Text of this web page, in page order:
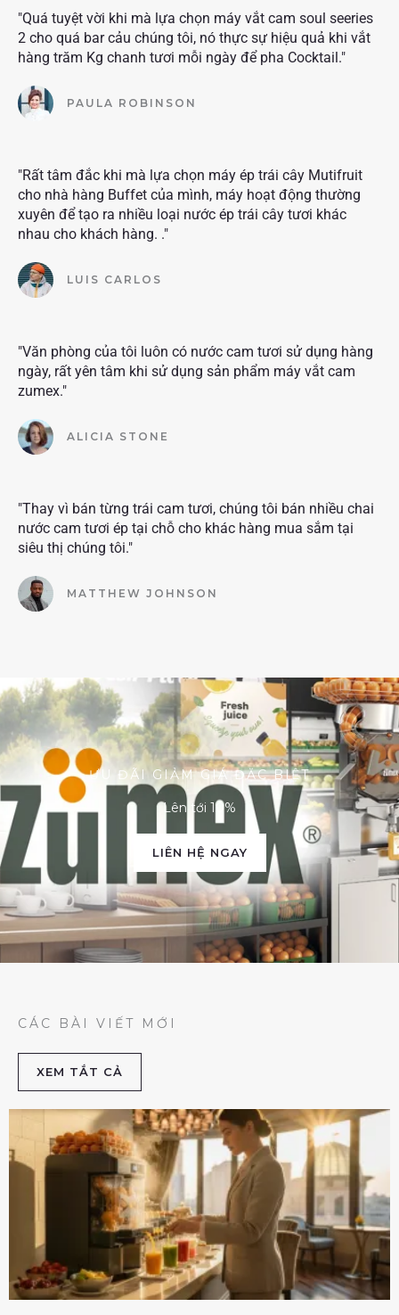
"Quá tuyệt vời khi mà lựa chọn máy vắt cam soul seeries
2 cho quá bar cảu chúng tôi, nó thực sự hiệu quả khi vắt
hàng trăm Kg chanh tươi mỗi ngày để pha Cocktail."
PAULA ROBINSON
"Rất tâm đắc khi mà lựa chọn máy ép trái cây Mutifruit
cho nhà hàng Buffet của mình, máy hoạt động thường
xuyên để tạo ra nhiều loại nước ép trái cây tươi khác
nhau cho khách hàng. ."
LUIS CARLOS
"Văn phòng của tôi luôn có nước cam tươi sử dụng hàng
ngày, rất yên tâm khi sử dụng sản phẩm máy vắt cam
zumex."
ALICIA STONE
"Thay vì bán từng trái cam tươi, chúng tôi bán nhiều chai
nước cam tươi ép tại chỗ cho khác hàng mua sắm tại
siêu thị chúng tôi."
MATTHEW JOHNSON
ƯU ĐÃI GIẢM GIÁ ĐẶC BIỆT
Lên tới 10%
LIÊN HỆ NGAY
CÁC BÀI VIẾT MỚI
XEM TẮT CẢ